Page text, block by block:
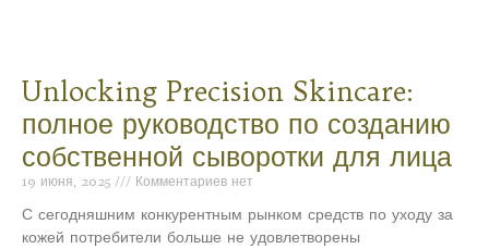
Unlocking Precision Skincare:
полное руководство по созданию
собственной сыворотки для лица
19 июня, 2025 Комментариев нет
С сегодняшним конкурентным рынком средств по уходу за
кожей потребители больше не удовлетворены